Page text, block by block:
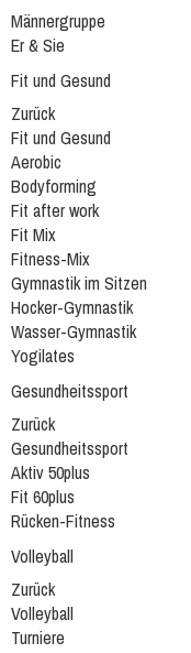
Männergruppe
Er & Sie
Fit und Gesund
Zurück
Fit und Gesund
Aerobic
Bodyforming
Fit after work
Fit Mix
Fitness-Mix
Gymnastik im Sitzen
Hocker-Gymnastik
Wasser-Gymnastik
Yogilates
Gesundheitssport
Zurück
Gesundheitssport
Aktiv 50plus
Fit 60plus
Rücken-Fitness
Volleyball
Zurück
Volleyball
Turniere